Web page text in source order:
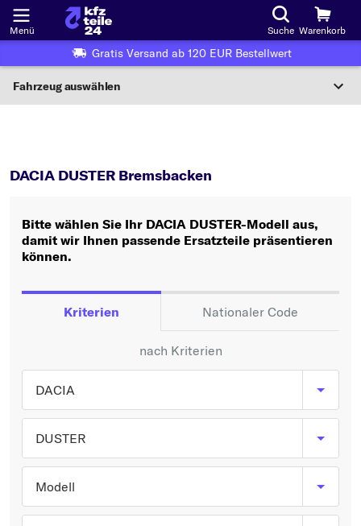
Menü Suche Warenkorb
Gratis Versand ab 120 EUR Bestellwert
Fahrzeug auswählen
Wo finde ich die?
Oder
Oder Fahrzeugauswahl nach Kriterien:
Hersteller wählen
Typ wählen
DACIA DUSTER Bremsbacken
Bitte wählen Sie Ihr DACIA DUSTER-Modell aus,
damit wir Ihnen passende Ersatzteile präsentieren
können.
Kriterien Nationaler Code
nach Kriterien
DACIA
DUSTER
Modell